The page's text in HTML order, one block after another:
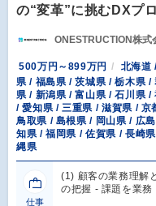
の“変革”に挑むDXプ
ONESTRUCTION株式
500万円～899万円
北海道
県 / 福島県 / 茨城県 / 栃木県 /
県 / 新潟県 / 富山県 / 石川県
/ 愛知県 / 三重県 / 滋賀県 /
鳥取県 / 島根県 / 岡山県 / 広
知県 / 福岡県 / 佐賀県 / 長崎
縄県
仕事
(1) 顧客の業務理解
の把握 - 課題を業